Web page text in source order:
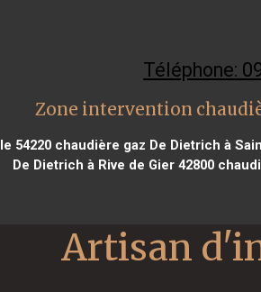
Téléphone:
Zone intervention
54220 chaudière gaz De Dietrich à
De Dietrich à Rive de Gier 42800
Artisan